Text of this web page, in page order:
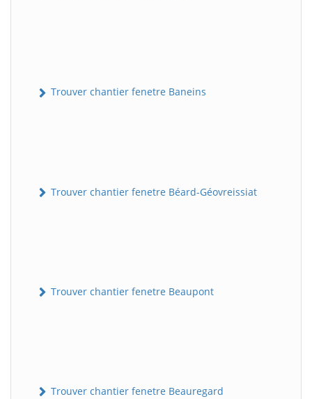
Trouver chantier fenetre Baneins
Trouver chantier fenetre Béard-Géovreissiat
Trouver chantier fenetre Beaupont
Trouver chantier fenetre Beauregard